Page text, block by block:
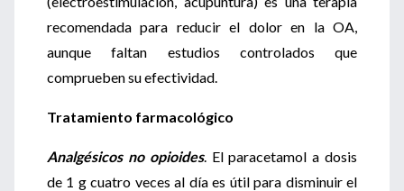
recomendada para reducir el dolor en la OA,
aunque faltan estudios controlados que
comprueben su efectividad.
Tratamiento farmacológico
Analgésicos no opioides. El paracetamol a dosis
de 1 g cuatro veces al día es útil para disminuir el